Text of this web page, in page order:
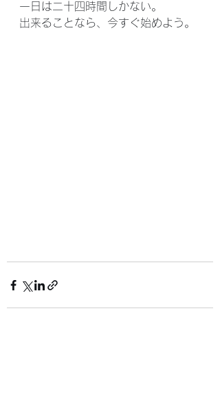
一日は二十四時間しかない。
出来ることなら、今すぐ始めよう。